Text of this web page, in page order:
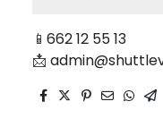
📱 662 12 55 13
📩